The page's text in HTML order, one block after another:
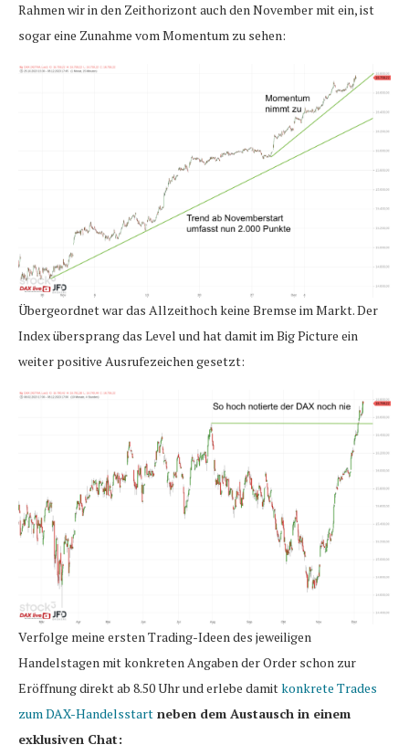
Rahmen wir in den Zeithorizont auch den November mit ein, ist
sogar eine Zunahme vom Momentum zu sehen:
Übergeordnet war das Allzeithoch keine Bremse im Markt. Der
Index übersprang das Level und hat damit im Big Picture ein
weiter positive Ausrufezeichen gesetzt:
Verfolge meine ersten Trading-Ideen des jeweiligen
Handelstagen mit konkreten Angaben der Order schon zur
Eröffnung direkt ab 8.50 Uhr und erlebe damitkonkrete Trades
zum DAX-Handelsstart neben dem Austausch in einem
exklusiven Chat: